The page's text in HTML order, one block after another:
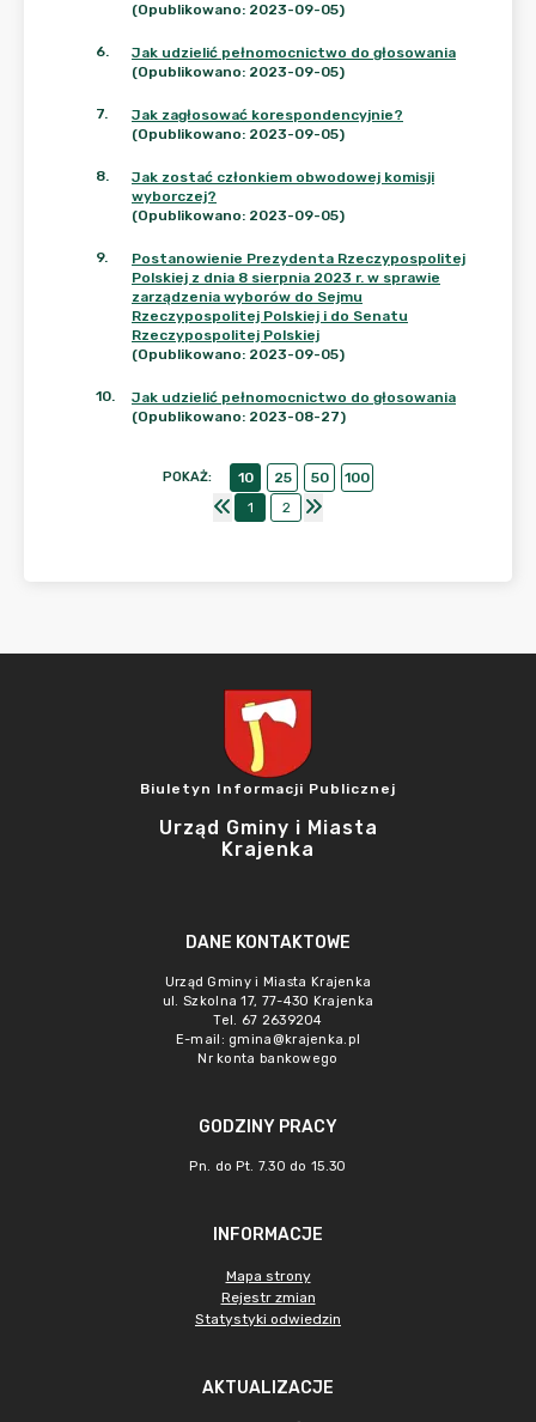
(Opublikowano: 2023-09-05)
6.
Jak udzielić pełnomocnictwo do głosowania
(Opublikowano: 2023-09-05)
7.
Jak zagłosować korespondencyjnie?
(Opublikowano: 2023-09-05)
8.
Jak zostać członkiem obwodowej komisji
wyborczej?
(Opublikowano: 2023-09-05)
9.
Postanowienie Prezydenta Rzeczypospolitej
Polskiej z dnia 8 sierpnia 2023 r. w sprawie
zarządzenia wyborów do Sejmu
Rzeczypospolitej Polskiej i do Senatu
Rzeczypospolitej Polskiej
(Opublikowano: 2023-09-05)
10.
Jak udzielić pełnomocnictwo do głosowania
(Opublikowano: 2023-08-27)
POKAŻ: 10 25 50
100
1
2
Biuletyn Informacji Publicznej
Urząd Gminy i Miasta
Krajenka
DANE KONTAKTOWE
Urząd Gminy i Miasta Krajenka
ul. Szkolna 17, 77-430 Krajenka
Tel. 67 2639204
E-mail: gmina@krajenka.pl
Nr konta bankowego
GODZINY PRACY
Pn. do Pt. 7.30 do 15.30
INFORMACJE
Mapa strony
Rejestr zmian
Statystyki odwiedzin
AKTUALIZACJE